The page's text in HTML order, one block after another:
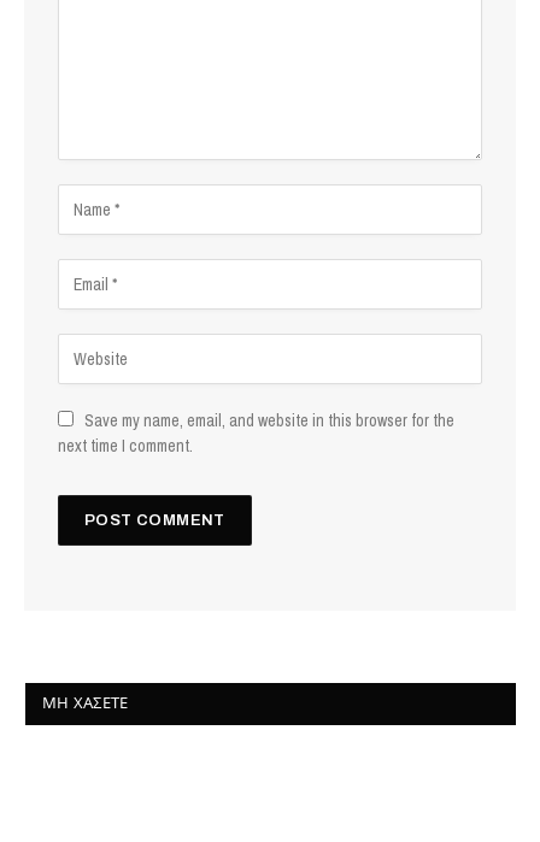
Save my name, email, and website in this browser for the
next time I comment.
ΜΗ ΧΆΣΕΤΕ